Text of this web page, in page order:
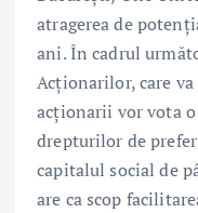
atragerea de
ani. În cadrul
Acționarilor, care
acționarii vor vota
drepturilor de
capitalul social de
are ca scop